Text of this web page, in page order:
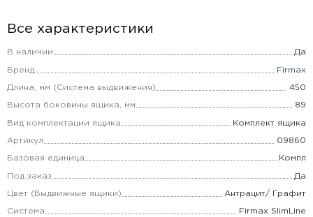
Все характеристики
В наличии Да
Бренд Firmax
Длина, мм (Система выдвижения) 450
Высота боковины ящика, мм 89
Вид комплектации ящика Комплект ящика
Артикул 09860
Базовая единица Компл
Под заказ Да
Цвет (Выдвижные ящики) Антрацит/ Графит
Система Firmax SlimLine